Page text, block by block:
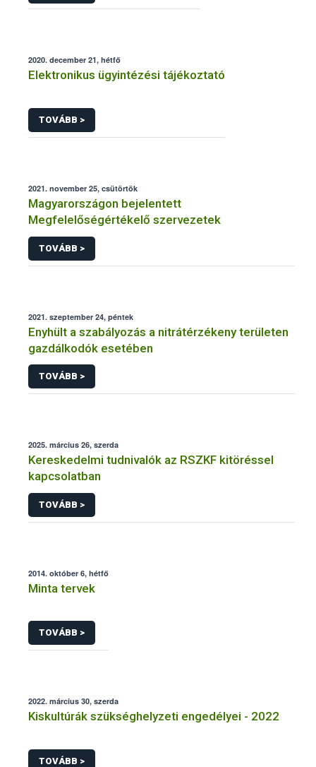
2020. december 21, hétfő
Elektronikus ügyintézési tájékoztató
TOVÁBB >
2021. november 25, csütörtök
Magyarországon bejelentett
Megfelelőségértékelő szervezetek
TOVÁBB >
2021. szeptember 24, péntek
Enyhült a szabályozás a nitrátérzékeny területen
gazdálkodók esetében
TOVÁBB >
2025. március 26, szerda
Kereskedelmi tudnivalók az RSZKF kitöréssel
kapcsolatban
TOVÁBB >
2014. október 6, hétfő
Minta tervek
TOVÁBB >
2022. március 30, szerda
Kiskultúrák szükséghelyzeti engedélyei - 2022
TOVÁBB >